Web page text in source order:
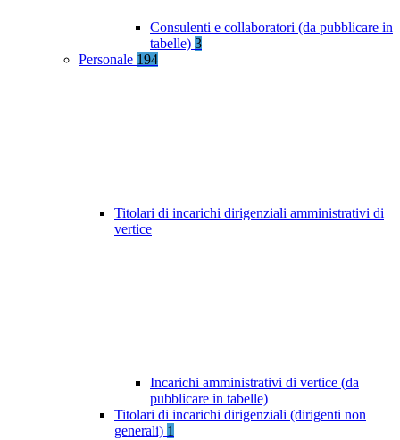
Consulenti e collaboratori (da pubblicare in
tabelle) 3
Personale 194
Titolari di incarichi dirigenziali amministrativi di
vertice
Incarichi amministrativi di vertice (da
pubblicare in tabelle)
Titolari di incarichi dirigenziali (dirigenti non
generali) 1